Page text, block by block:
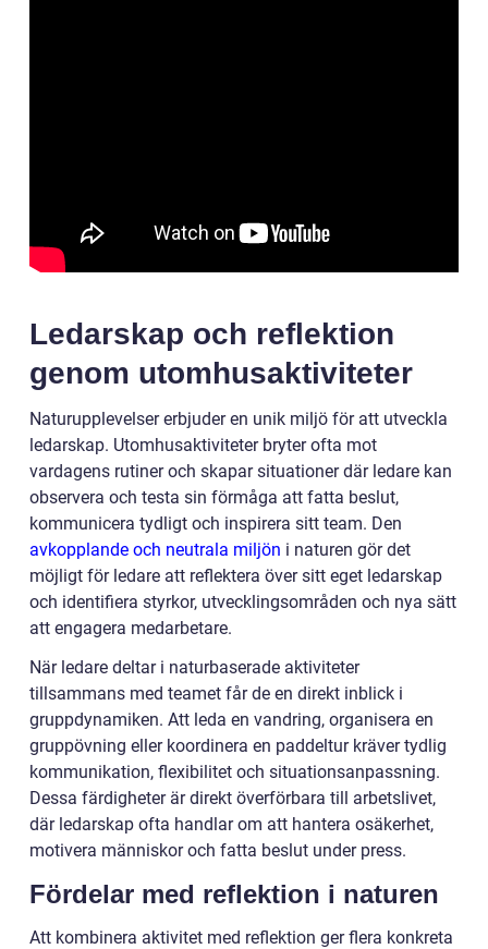
Ledarskap och reflektion
genom utomhusaktiviteter
Naturupplevelser erbjuder en unik miljö för att utveckla
ledarskap. Utomhusaktiviteter bryter ofta mot
vardagens rutiner och skapar situationer där ledare kan
observera och testa sin förmåga att fatta beslut,
kommunicera tydligt och inspirera sitt team. Den
avkopplande och neutrala miljön i naturen gör det
möjligt för ledare att reflektera över sitt eget ledarskap
och identifiera styrkor, utvecklingsområden och nya sätt
att engagera medarbetare.
När ledare deltar i naturbaserade aktiviteter
tillsammans med teamet får de en direkt inblick i
gruppdynamiken. Att leda en vandring, organisera en
gruppövning eller koordinera en paddeltur kräver tydlig
kommunikation, flexibilitet och situationsanpassning.
Dessa färdigheter är direkt överförbara till arbetslivet,
där ledarskap ofta handlar om att hantera osäkerhet,
motivera människor och fatta beslut under press.
Fördelar med reflektion i naturen
Att kombinera aktivitet med reflektion ger flera konkreta